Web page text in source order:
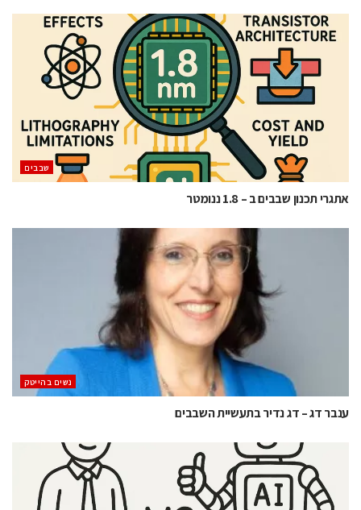
‫שבבים‬
אתגרי תכנון שבבים ב – 1.8 ננומטר
נשים בהייטק
ענבר דג – דג נדיר בתעשיית השבבים